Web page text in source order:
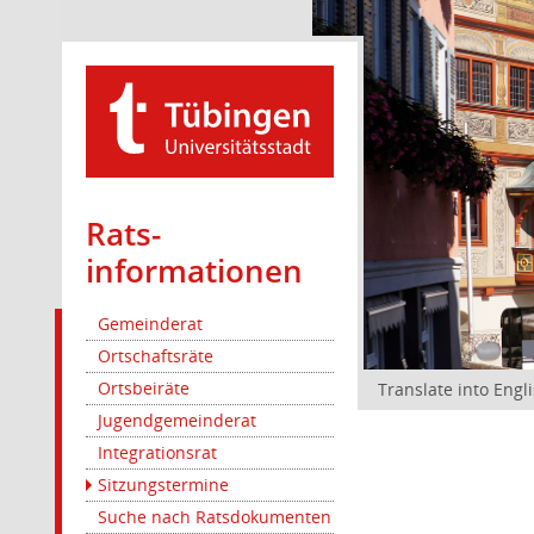
Rats­
informationen
Gemeinderat
Ortschaftsräte
Ortsbeiräte
Jugendgemeinderat
Integrationsrat
Sitzungstermine
Suche nach Ratsdokumenten
Translate into